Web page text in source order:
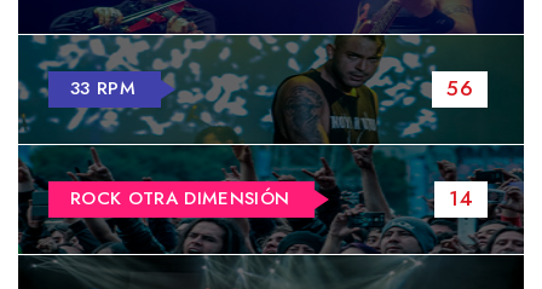
33 RPM 56
ROCK OTRA DIMENSIÓN 14